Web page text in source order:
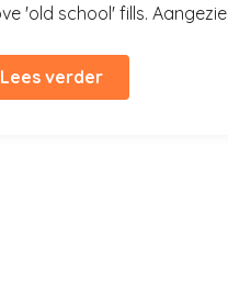
'old school' fills.
Lees verder